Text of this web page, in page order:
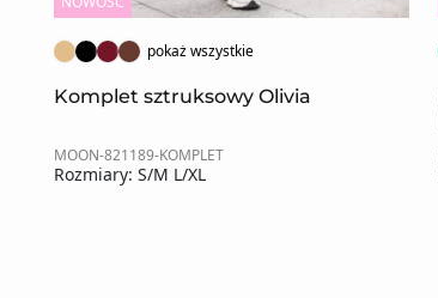
pokaż wszystkie
Komplet sztruksowy Olivia
MOON-821189-KOMPLET
Rozmiary: S/M L/XL